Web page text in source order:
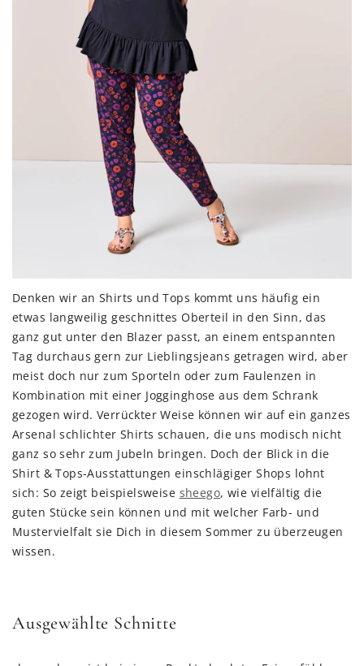
Denken wir an Shirts und Tops kommt uns häufig ein
etwas langweilig geschnittes Oberteil in den Sinn, das
ganz gut unter den Blazer passt, an einem entspannten
Tag durchaus gern zur Lieblingsjeans getragen wird, aber
meist doch nur zum Sporteln oder zum Faulenzen in
Kombination mit einer Jogginghose aus dem Schrank
gezogen wird. Verrückter Weise können wir auf ein ganzes
Arsenal schlichter Shirts schauen, die uns modisch nicht
ganz so sehr zum Jubeln bringen. Doch der Blick in die
Shirt & Tops-Ausstattungen einschlägiger Shops lohnt
sich: So zeigt beispielsweise sheego, wie vielfältig die
guten Stücke sein können und mit welcher Farb- und
Mustervielfalt sie Dich in diesem Sommer zu überzeugen
wissen.
Ausgewählte Schnitte